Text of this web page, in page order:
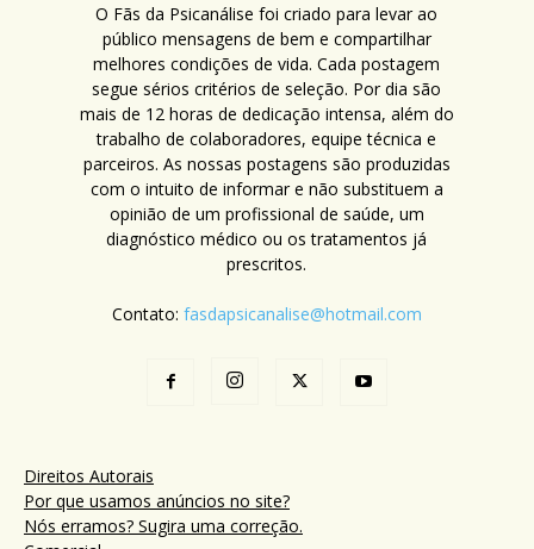
O Fãs da Psicanálise foi criado para levar ao
público mensagens de bem e compartilhar
melhores condições de vida. Cada postagem
segue sérios critérios de seleção. Por dia são
mais de 12 horas de dedicação intensa, além do
trabalho de colaboradores, equipe técnica e
parceiros. As nossas postagens são produzidas
com o intuito de informar e não substituem a
opinião de um profissional de saúde, um
diagnóstico médico ou os tratamentos já
prescritos.
Contato: fasdapsicanalise@hotmail.com
Direitos Autorais
Por que usamos anúncios no site?
Nós erramos? Sugira uma correção.